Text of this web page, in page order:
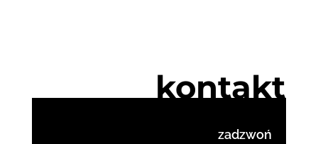
kontakt
zadzwoń